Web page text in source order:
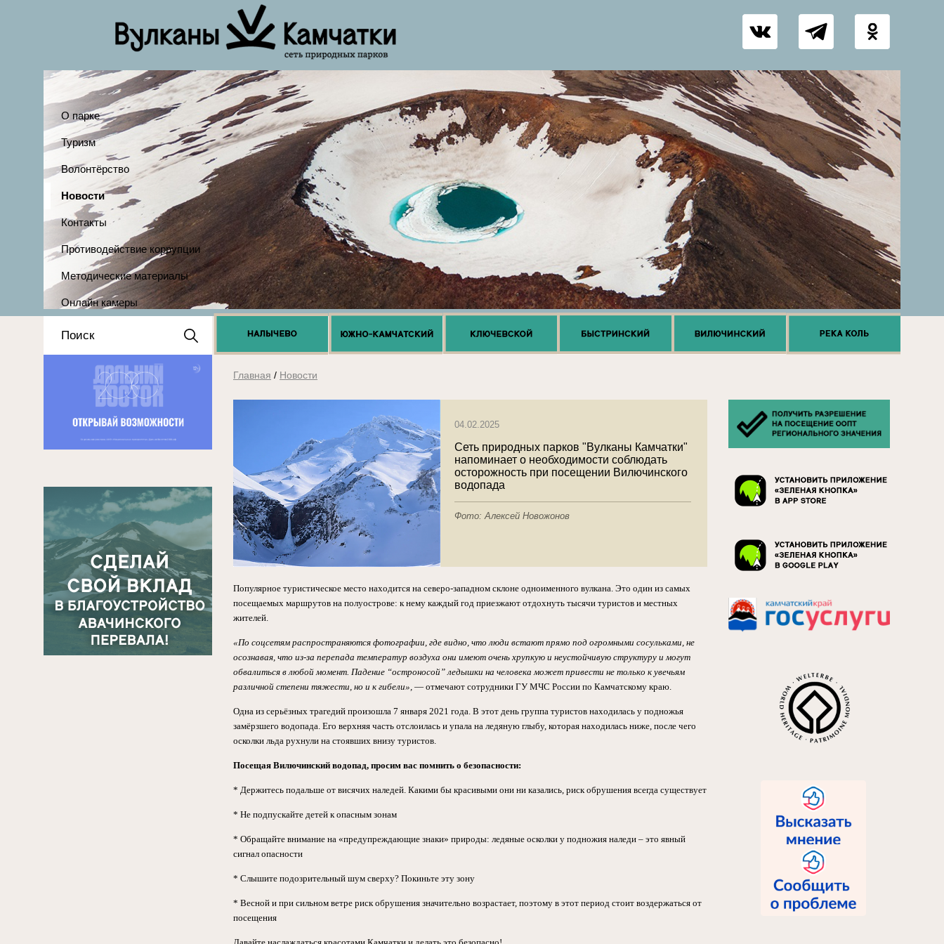
О парке
Туризм
Волонтёрство
Новости
Контакты
Противодействие коррупции
Методические материалы
Онлайн камеры
Положение о выдаче
разрешений 2025
Главная / Новости
04.02.2025
Сеть природных парков "Вулканы Камчатки"
напоминает о необходимости соблюдать
осторожность при посещении Вилючинского
водопада
Фото: Алексей Новожонов
Популярное туристическое место находится на северо-западном склоне одноименного вулкана. Это один из самых
посещаемых маршрутов на полуострове: к нему каждый год приезжают отдохнуть тысячи туристов и местных
жителей.
«По соцсетям распространяются фотографии, где видно, что люди встают прямо под огромными сосульками, не
осознавая, что из-за перепада температур воздуха они имеют очень хрупкую и неустойчивую структуру и могут
обвалиться в любой момент. Падение “остроносой” ледышки на человека может привести не только к увечьям
различной степени тяжести, но и к гибели», — отмечают сотрудники ГУ МЧС России по Камчатскому краю.
Одна из серьёзных трагедий произошла 7 января 2021 года. В этот день группа туристов находилась у подножья
замёрзшего водопада. Его верхняя часть отслоилась и упала на ледяную глыбу, которая находилась ниже, после чего
осколки льда рухнули на стоявших внизу туристов.
Посещая Вилючинский водопад, просим вас помнить о безопасности:
* Держитесь подальше от висячих наледей. Какими бы красивыми они ни казались, риск обрушения всегда существует
* Не подпускайте детей к опасным зонам
* Обращайте внимание на «предупреждающие знаки» природы: ледяные осколки у подножия наледи – это явный
сигнал опасности
* Слышите подозрительный шум сверху? Покиньте эту зону
* Весной и при сильном ветре риск обрушения значительно возрастает, поэтому в этот период стоит воздержаться от
посещения